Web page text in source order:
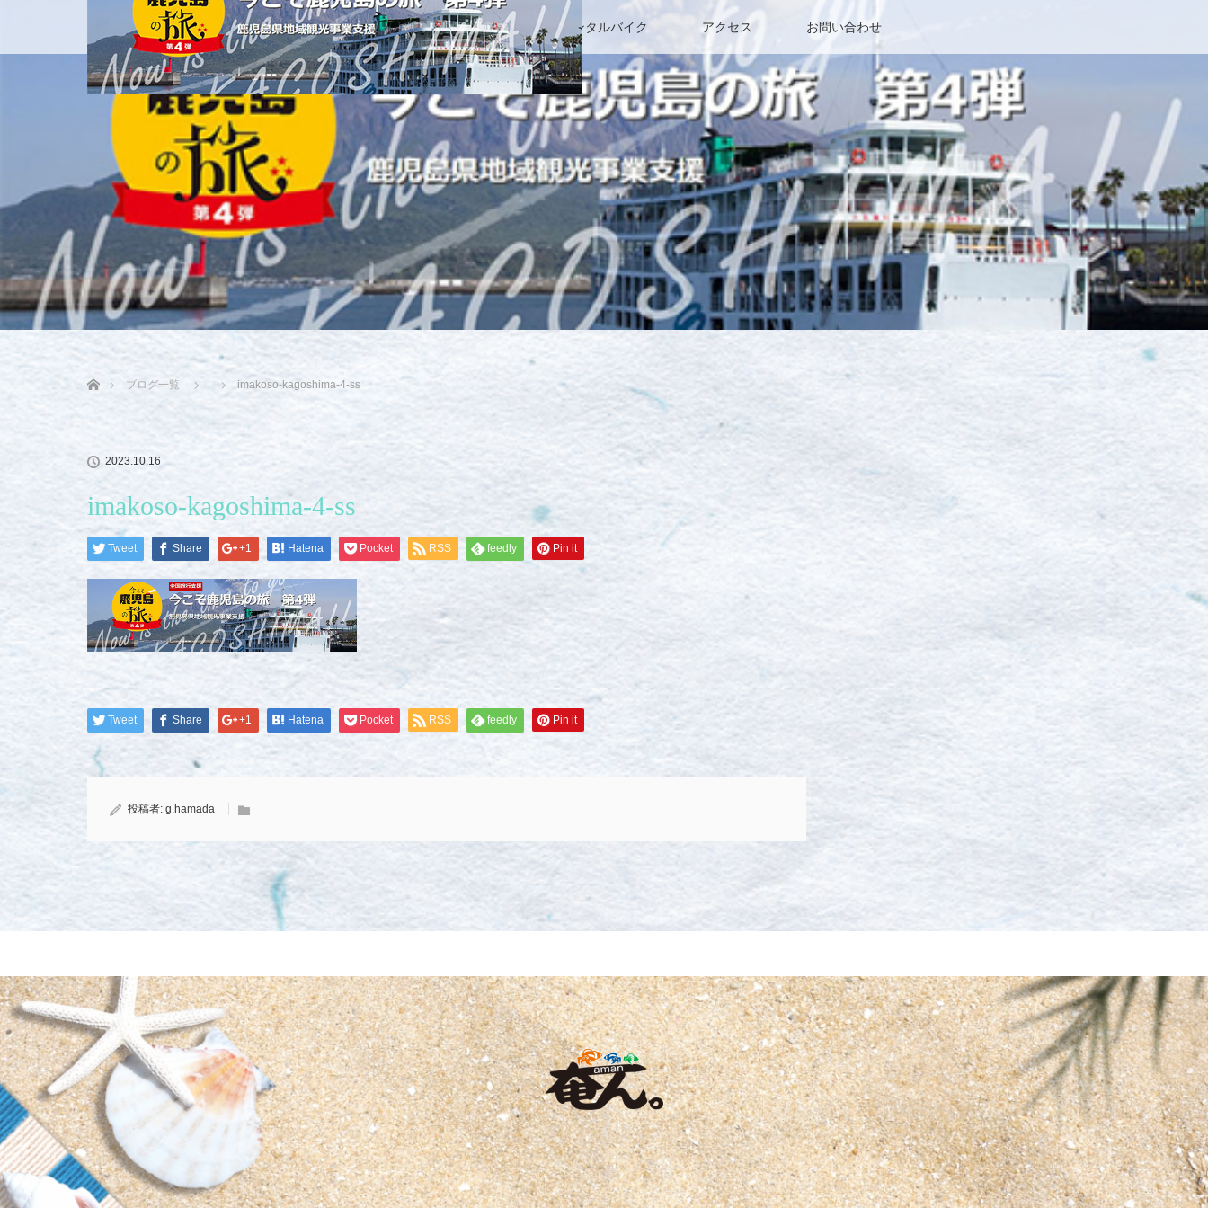
ホーム 料金・施設案内 レンタルバイク アクセス お問い合わせ
ブログ一覧
imakoso-kagoshima-4-ss
2023.10.16
imakoso-kagoshima-4-ss
Tweet Share +1 Hatena Pocket RSS feedly Pin it
Tweet Share +1 Hatena Pocket RSS feedly Pin it
投稿者: g.hamada